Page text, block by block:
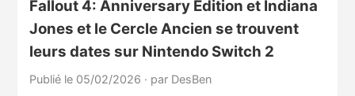
Fallout 4: Anniversary Edition et Indiana
Jones et le Cercle Ancien se trouvent
leurs dates sur Nintendo Switch 2
Publié le 05/02/2026 · par DesBen